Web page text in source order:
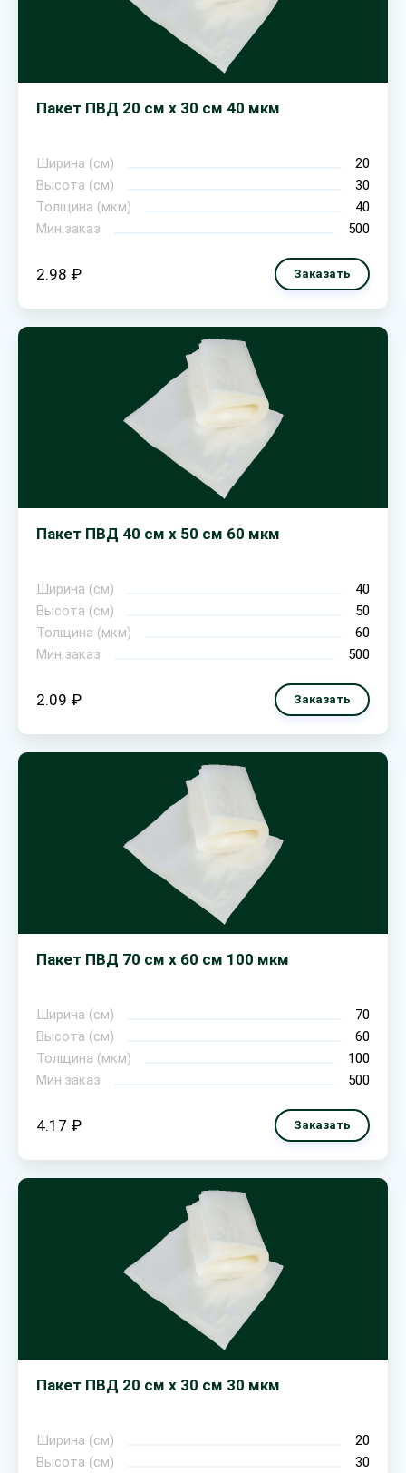
Пакет ПВД 20 см х 30 см 40 мкм
Ширина (см)
20
Высота (см)
30
Толщина (мкм)
40
Мин.заказ
500
2.98 ₽ Заказать
Пакет ПВД 40 см х 50 см 60 мкм
Ширина (см)
40
Высота (см)
50
Толщина (мкм)
60
Мин.заказ
500
2.09 ₽ Заказать
Пакет ПВД 70 см х 60 см 100 мкм
Ширина (см)
70
Высота (см)
60
Толщина (мкм)
100
Мин.заказ
500
4.17 ₽ Заказать
Пакет ПВД 20 см х 30 см 30 мкм
Ширина (см)
20
Высота (см)
30